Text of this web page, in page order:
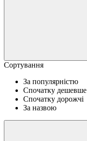
Сортування
За популярністю
Спочатку дешевше
Спочатку дорожчі
За назвою